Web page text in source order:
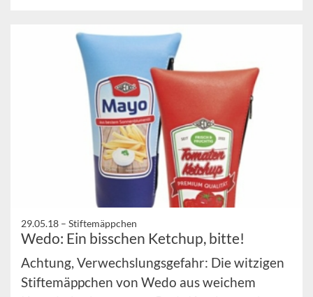
29.05.18 – Stiftemäppchen
Wedo: Ein bisschen Ketchup, bitte!
Achtung, Verwechslungsgefahr: Die witzigen
Stiftemäppchen von Wedo aus weichem